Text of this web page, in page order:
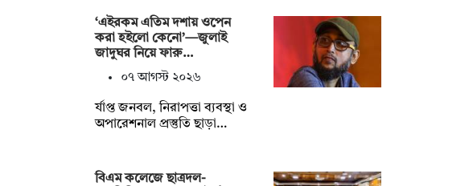
‘এইরকম এতিম দশায় ওপেন
করা হইলো কেনো’—জুলাই
জাদুঘর নিয়ে ফারু…
০৭ আগস্ট ২০২৬
র্যাপ্ত জনবল, নিরাপত্তা ব্যবস্থা ও
অপারেশনাল প্রস্তুতি ছাড়া…
বিএম কলেজে ছাত্রদল-